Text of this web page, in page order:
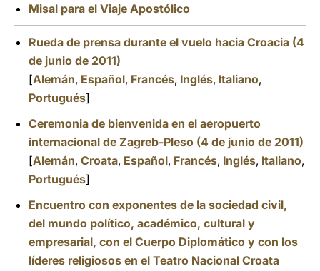
Misal para el Viaje Apostólico
Rueda de prensa durante el vuelo hacia Croacia (4
de junio de 2011)
[Alemán, Español, Francés, Inglés, Italiano,
Portugués]
Ceremonia de bienvenida en el aeropuerto
internacional de Zagreb-Pleso (4 de junio de 2011)
[Alemán, Croata, Español, Francés, Inglés, Italiano,
Portugués]
Encuentro con exponentes de la sociedad civil,
del mundo político, académico, cultural y
empresarial, con el Cuerpo Diplomático y con los
líderes religiosos en el Teatro Nacional Croata